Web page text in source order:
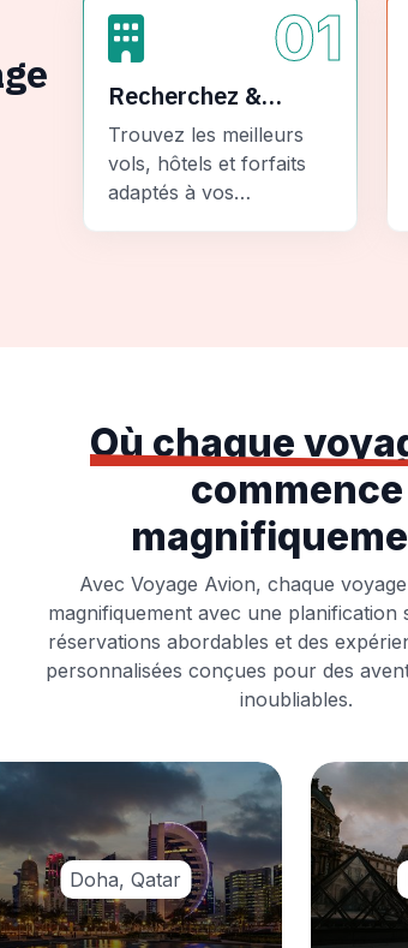
01
Recherchez &
Comparez
Trouvez les meilleurs
vols, hôtels et forfaits
adaptés à vos
Où chaque
commence
Avec Voyage Avion, chaque
magnifiquement avec une planification
réservations abordables et des
personnalisées conçues pour des
inoubliables.
Doha, Qatar